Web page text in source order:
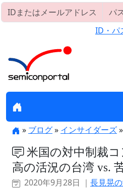
ID・パ
» ブログ» インサイダーズ»
米国の対中制裁
高の活況の台湾 vs.
2020年9月28日 ｜ 長見晃